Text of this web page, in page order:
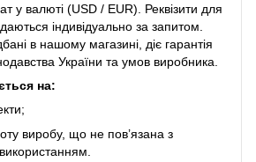
у валюті (USD / EUR). Реквізити для
індивідуально за запитом.
в нашому магазині, діє гарантія
України та умов виробника.
на:
виробу, що не пов’язана з